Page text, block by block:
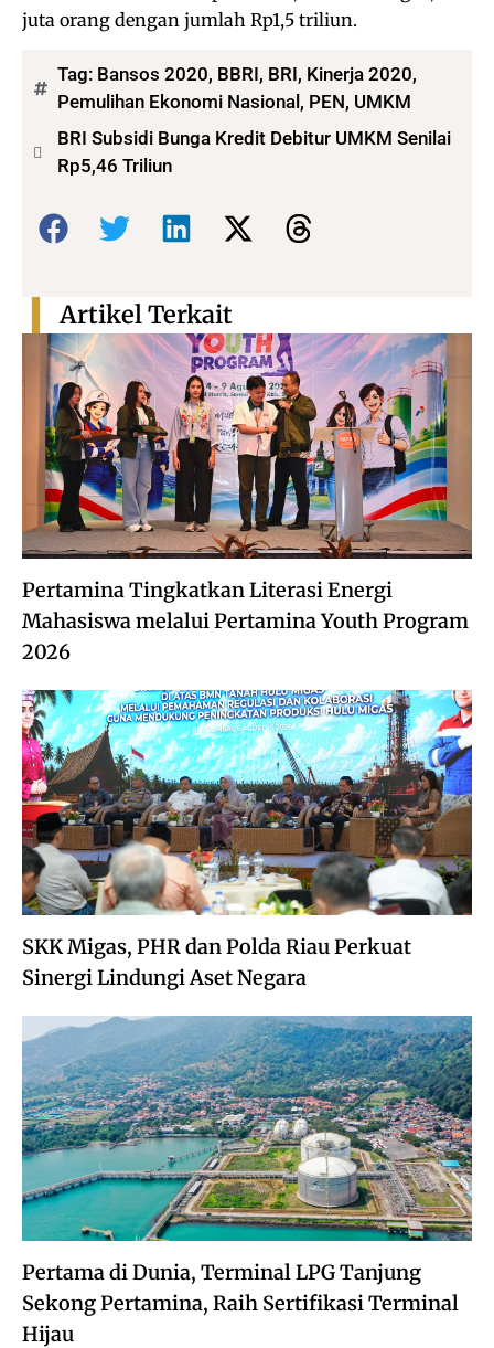
juta orang dengan jumlah Rp1,5 triliun.
Tag: Bansos 2020, BBRI, BRI, Kinerja 2020,
Pemulihan Ekonomi Nasional , PEN, UMKM
BRI Subsidi Bunga Kredit Debitur UMKM Senilai
Rp5,46 Triliun
Bagikan:
Pertamina Tingkatkan Literasi Energi
Mahasiswa melalui Pertamina Youth Program
2026
SKK Migas, PHR dan Polda Riau Perkuat
Sinergi Lindungi Aset Negara
Pertama di Dunia, Terminal LPG Tanjung
Sekong Pertamina, Raih Sertifikasi Terminal
Hijau
Artikel Terkait